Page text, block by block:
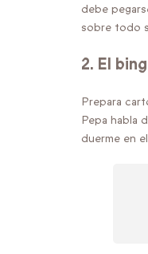
debe
sobre todo
2. El
Prepara
Pepa habla
duerme en